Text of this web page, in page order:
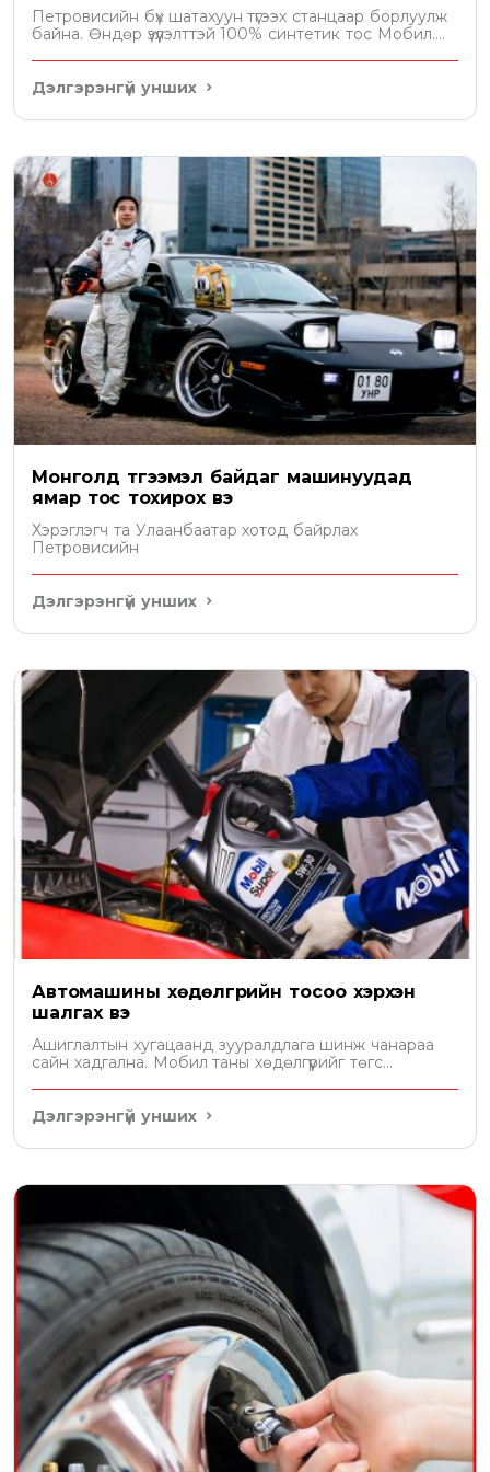
Петровисийн бүх шатахуун түгээх станцаар борлуулж
байна. Өндөр үзүүлэлттэй 100% синтетик тос Мобил....
Дэлгэрэнгүй унших
Монголд түгээмэл байдаг машинуудад
ямар тос тохирох вэ
Хэрэглэгч та Улаанбаатар хотод байрлах
Петровисийн
Дэлгэрэнгүй унших
Автомашины хөдөлгүүрийн тосоо хэрхэн
шалгах вэ
Ашиглалтын хугацаанд зууралдлага шинж чанараа
сайн хадгална. Мобил таны хөдөлгүүрийг төгс
Дэлгэрэнгүй унших